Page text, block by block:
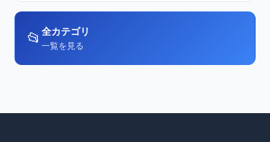
📂 全カテゴリ
一覧を見る